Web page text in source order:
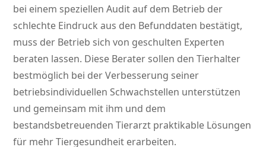
bei einem speziellen Audit auf dem Betrieb der
schlechte Eindruck aus den Befunddaten bestätigt,
muss der Betrieb sich von geschulten Experten
beraten lassen. Diese Berater sollen den Tierhalter
bestmöglich bei der Verbesserung seiner
betriebsindividuellen Schwachstellen unterstützen
und gemeinsam mit ihm und dem
bestandsbetreuenden Tierarzt praktikable Lösungen
für mehr Tiergesundheit erarbeiten.